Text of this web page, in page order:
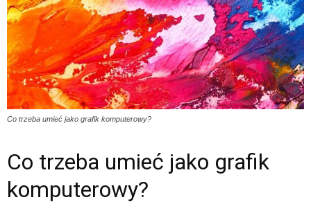
Co trzeba umieć jako grafik komputerowy?
Co trzeba umieć jako grafik
komputerowy?